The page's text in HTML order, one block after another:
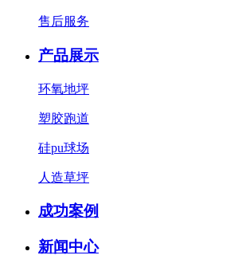
售后服务
产品展示
环氧地坪
塑胶跑道
硅pu球场
人造草坪
成功案例
新闻中心